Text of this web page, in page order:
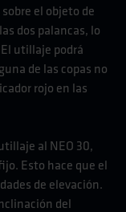
el objeto de
dos palancas, lo
utillaje podrá
de las copas no
rojo en las
al NEO 30,
Esto hace que el
de elevación.
del